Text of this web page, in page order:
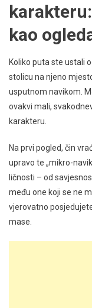
kao
Koliko puta ste ustali
stolicu na njeno
usputnom navikom.
ovakvi mali,
karakteru.
Na prvi pogled, čin
upravo te „mikro-
ličnosti – od
među one koji se ne
vjerovatno
mase.